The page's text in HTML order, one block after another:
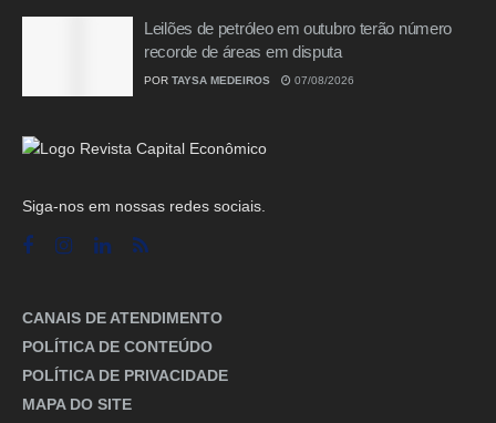
Leilões de petróleo em outubro terão número
recorde de áreas em disputa
POR TAYSA MEDEIROS 07/08/2026
Siga-nos em nossas redes sociais.
CANAIS DE ATENDIMENTO
POLÍTICA DE CONTEÚDO
POLÍTICA DE PRIVACIDADE
MAPA DO SITE